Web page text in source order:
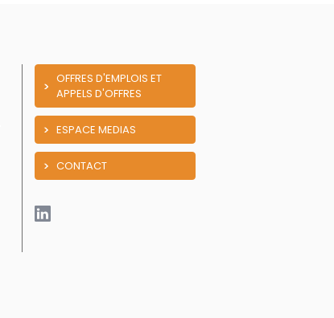
OFFRES D'EMPLOIS ET
APPELS D'OFFRES
ESPACE MEDIAS
CONTACT